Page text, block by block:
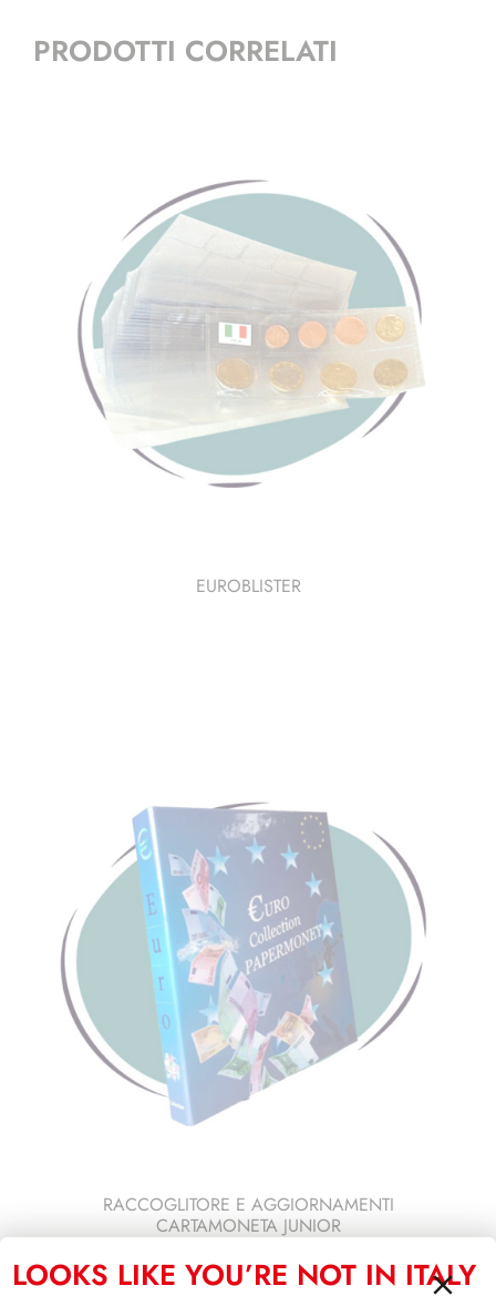
PRODOTTI CORRELATI
EUROBLISTER
RACCOGLITORE E AGGIORNAMENTI
CARTAMONETA JUNIOR
LOOKS LIKE YOU’RE NOT IN ITALY